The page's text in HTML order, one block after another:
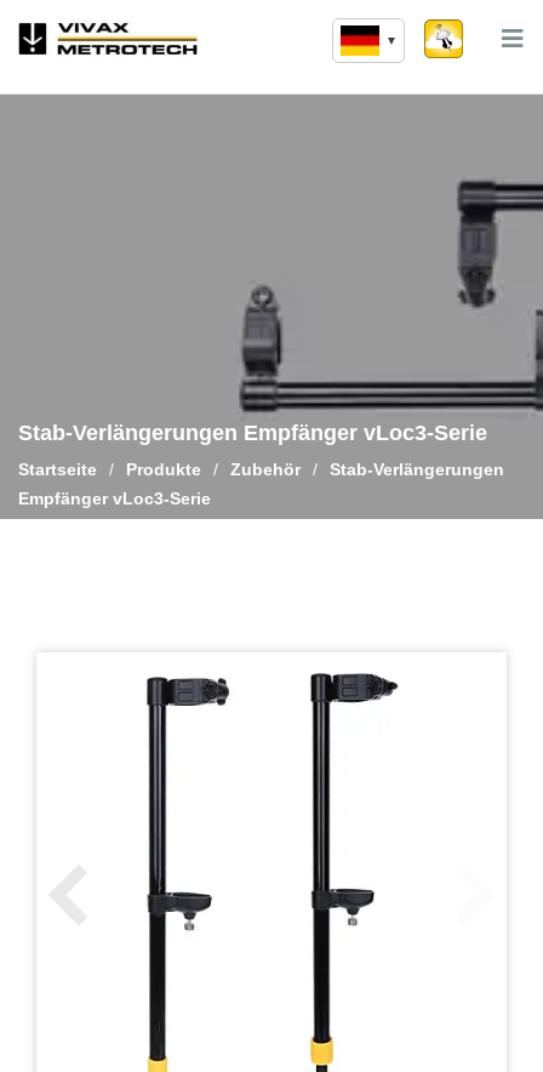
Inhalt
Stab-Verlängerungen Empfänger vLoc3-Serie
Startseite / Produkte / Zubehör /
Stab-Verlängerungen
Empfänger vLoc3-Serie